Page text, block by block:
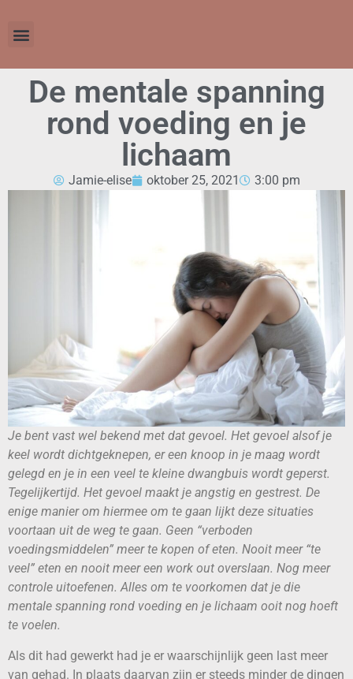
De mentale spanning
rond voeding en je
lichaam
Jamie-elise oktober 25, 2021 3:00 pm
Je bent vast wel bekend met dat gevoel. Het gevoel alsof je
keel wordt dichtgeknepen, er een knoop in je maag wordt
gelegd en je in een veel te kleine dwangbuis wordt geperst.
Tegelijkertijd. Het gevoel maakt je angstig en gestrest. De
enige manier om hiermee om te gaan lijkt deze situaties
voortaan uit de weg te gaan. Geen “verboden
voedingsmiddelen” meer te kopen of eten. Nooit meer “te
veel” eten en nooit meer een work out overslaan. Nog meer
controle uitoefenen. Alles om te voorkomen dat je die
mentale spanning rond voeding en je lichaam ooit nog hoeft
te voelen.
Als dit had gewerkt had je er waarschijnlijk geen last meer
van gehad. In plaats daarvan zijn er steeds minder de dingen